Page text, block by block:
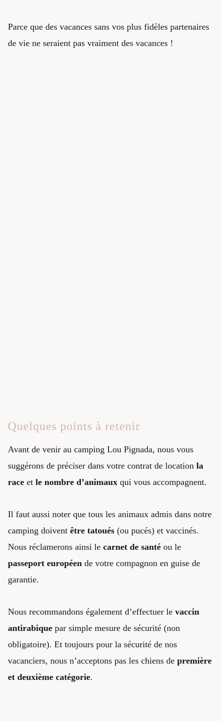
Parce que des vacances sans vos plus fidèles partenaires
de vie ne seraient pas vraiment des vacances !
Quelques points à retenir
Avant de venir au camping Lou Pignada, nous vous
suggérons de préciser dans votre contrat de location la
race et le nombre d’animaux qui vous accompagnent.
Il faut aussi noter que tous les animaux admis dans notre
camping doivent être tatoués (ou pucés) et vaccinés.
Nous réclamerons ainsi le carnet de santé ou le
passeport européen de votre compagnon en guise de
garantie.
Nous recommandons également d’effectuer le vaccin
antirabique par simple mesure de sécurité (non
obligatoire). Et toujours pour la sécurité de nos
vacanciers, nous n’acceptons pas les chiens de première
et deuxième catégorie.